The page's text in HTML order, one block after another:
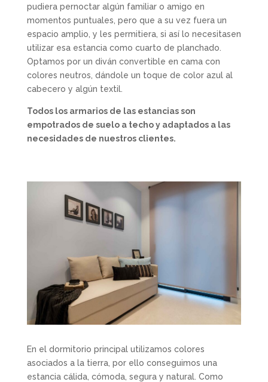
pudiera pernoctar algún familiar o amigo en
momentos puntuales, pero que a su vez fuera un
espacio amplio, y les permitiera, si así lo necesitasen
utilizar esa estancia como cuarto de planchado.
Optamos por un diván convertible en cama con
colores neutros, dándole un toque de color azul al
cabecero y algún textil.
Todos los armarios de las estancias son
empotrados de suelo a techo y adaptados a las
necesidades de nuestros clientes.
En el dormitorio principal utilizamos colores
asociados a la tierra, por ello conseguimos una
estancia cálida, cómoda, segura y natural. Como